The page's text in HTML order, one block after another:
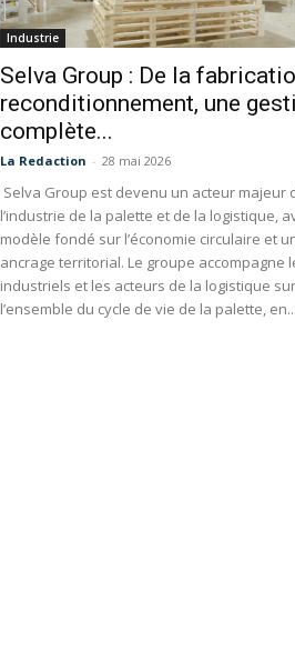
Industrie
Selva Group : De la
reconditionnement, une
complète...
La Redaction - 28 mai 2026
Selva Group est devenu un acteur majeur
l’industrie de la palette et de la logistique,
modèle fondé sur l’économie circulaire et
ancrage territorial. Le groupe accompagne
industriels et les acteurs de la logistique sur
l’ensemble du cycle de vie de la palette, en...